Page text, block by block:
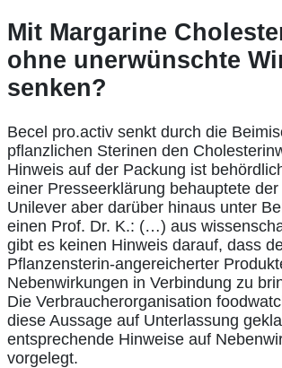
Mit Margarine
ohne unerwünschte
senken?
Becel pro.activ senkt durch die
pflanzlichen Sterinen den
Hinweis auf der Packung ist
einer Presseerklärung behauptete
Unilever aber darüber hinaus unter
einen Prof. Dr. K.: (…) aus
gibt es keinen Hinweis darauf, dass
Pflanzensterin-angereicherter
Nebenwirkungen in Verbindung zu
Die Verbraucherorganisation
diese Aussage auf Unterlassung
entsprechende Hinweise auf
vorgelegt.